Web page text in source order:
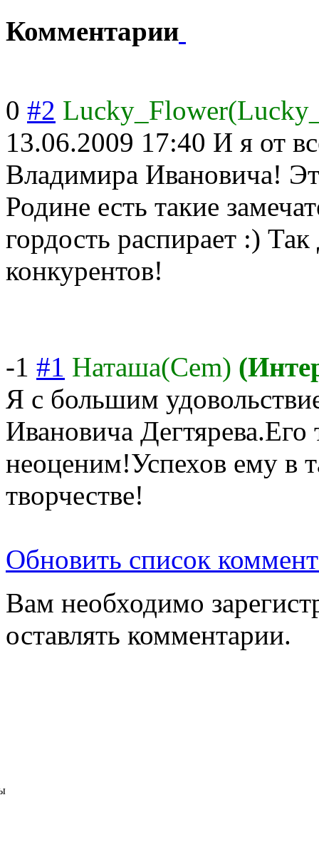
Комментарии
0 #2
13.06.2009 17:40 И я от
Владимира Ивановича!
Родине есть такие
гордость распирает :)
конкурентов!
-1 #1 Наташа(Cem)
Я с большим
Ивановича
неоценим!Успехов ему в
творчестве!
Обновить список
Вам необходимо
оставлять комментарии.